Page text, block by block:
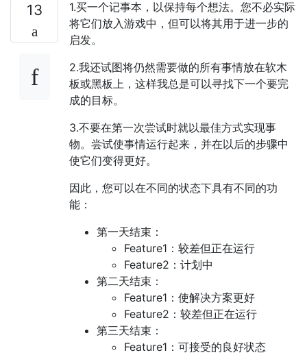
13
1.买一个记事本，以保持每个想法。您不必实际
将它们放入游戏中，但可以将其用于进一步的
启发。
2.我还试图将仍然需要做的所有事情放在软木
板或黑板上，这样我总是可以寻找下一个要完
成的目标。
3.不要在第一次尝试时就以最佳方式实现事
物。尝试使事情运行起来，并在以后的步骤中
使它们变得更好。
因此，您可以在不同的状态下具有不同的功
能：
第一天结束：
Feature1：较差但正在运行
Feature2：计划中
第二天结束：
Feature1：使解决方案更好
Feature2：较差但正在运行
第三天结束：
Feature1：可接受的良好状态